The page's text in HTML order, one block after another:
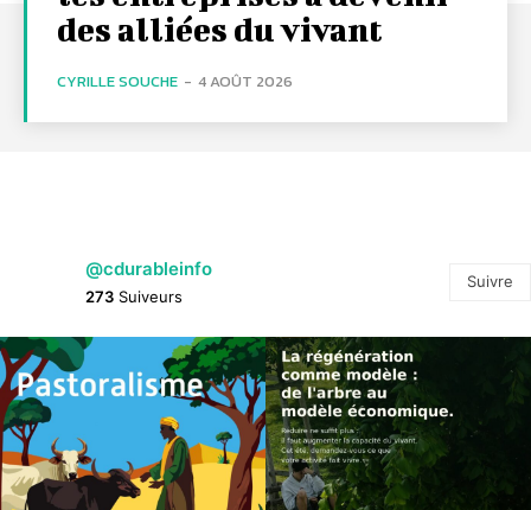
des alliées du vivant
CYRILLE SOUCHE - 4 AOÛT 2026
@cdurableinfo
273 Suiveurs
Suivre